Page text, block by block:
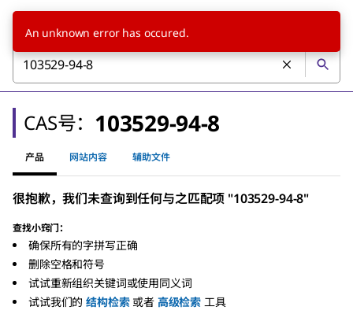
CAS号： 103529-94-8
产品 网站内容 辅助文件
很抱歉，我们未查询到任何与之匹配项 "103529-94-8"
查找小窍门：
确保所有的字拼写正确
删除空格和符号
试试重新组织关键词或使用同义词
试试我们的 结构检索 或者 高级检索 工具
An unknown error has occured.